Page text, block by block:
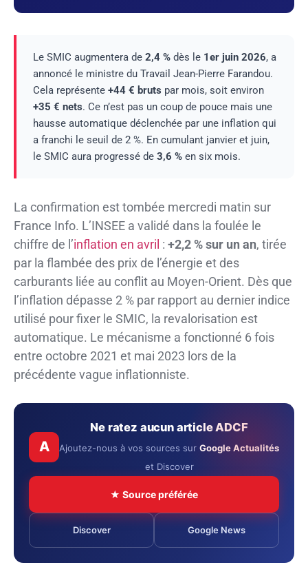
Le SMIC augmentera de 2,4 % dès le 1er juin 2026, a
annoncé le ministre du Travail Jean-Pierre Farandou.
Cela représente +44 € bruts par mois, soit environ
+35 € nets. Ce n’est pas un coup de pouce mais une
hausse automatique déclenchée par une inflation qui
a franchi le seuil de 2 %. En cumulant janvier et juin,
le SMIC aura progressé de 3,6 % en six mois.
La confirmation est tombée mercredi matin sur
France Info. L’INSEE a validé dans la foulée le
chiffre de l’inflation en avril : +2,2 % sur un an, tirée
par la flambée des prix de l’énergie et des
carburants liée au conflit au Moyen-Orient. Dès que
l’inflation dépasse 2 % par rapport au dernier indice
utilisé pour fixer le SMIC, la revalorisation est
automatique. Le mécanisme a fonctionné 6 fois
entre octobre 2021 et mai 2023 lors de la
précédente vague inflationniste.
A
Ne ratez aucun article ADCF
Ajoutez-nous à vos sources sur Google Actualités
et Discover
★ Source préférée
Discover Google News